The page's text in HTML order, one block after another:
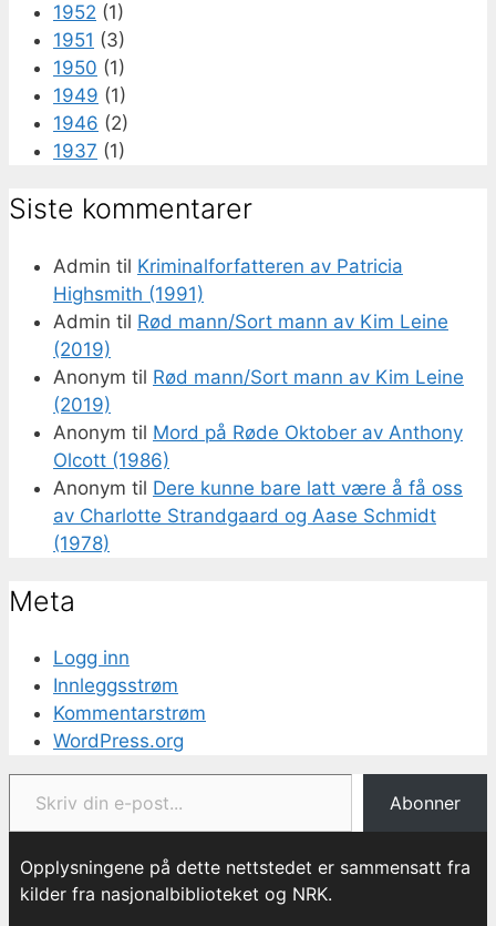
1952 (1)
1951 (3)
1950 (1)
1949 (1)
1946 (2)
1937 (1)
Siste kommentarer
Admin til Kriminalforfatteren av Patricia
Highsmith (1991)
Admin til Rød mann/Sort mann av Kim Leine
(2019)
Anonym til Rød mann/Sort mann av Kim Leine
(2019)
Anonym til Mord på Røde Oktober av Anthony
Olcott (1986)
Anonym til Dere kunne bare latt være å få oss
av Charlotte Strandgaard og Aase Schmidt
(1978)
Meta
Logg inn
Innleggsstrøm
Kommentarstrøm
WordPress.org
Skriv din e-post...
Abonner
Opplysningene på dette nettstedet er sammensatt fra
kilder fra nasjonalbiblioteket og NRK.